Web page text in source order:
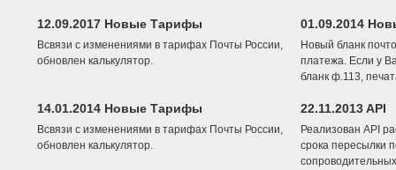
12.09.2017 Новые Тарифы
Всвязи с изменениями в тарифах Почты России,
обновлен калькулятор.
01.09.2014
Новый бланк
платежа. Если у
бланк ф.113,
14.01.2014 Новые Тарифы
Всвязи с изменениями в тарифах Почты России,
обновлен калькулятор.
22.11.2013 API
Реализован API
срока пересылки